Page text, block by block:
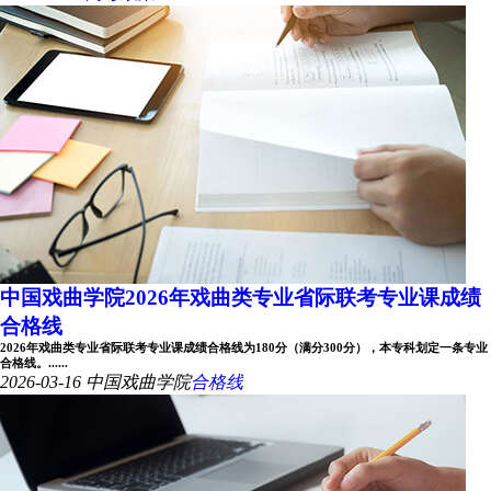
中国戏曲学院2026年戏曲类专业省际联考专业课成绩
合格线
2026年戏曲类专业省际联考专业课成绩合格线为180分（满分300分），本专科划定一条专业
合格线。......
2026-03-16 中国戏曲学院合格线